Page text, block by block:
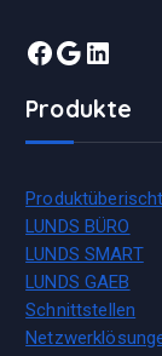
Facebook Google LinkedIn
Produkte
Produktüberischt
LUNDS BÜRO
LUNDS SMART
LUNDS GAEB
Schnittstellen